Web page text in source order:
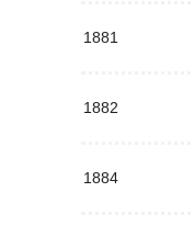
1881
1882
1884